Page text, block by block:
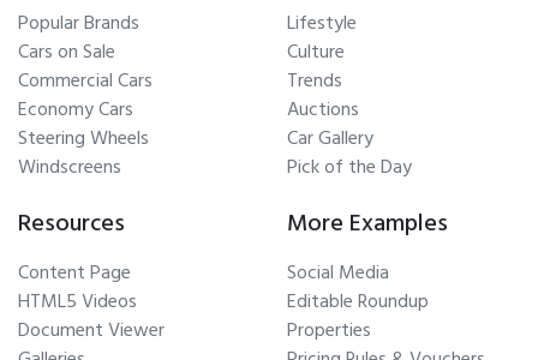
Popular Brands
Cars on Sale
Commercial Cars
Economy Cars
Steering Wheels
Windscreens
Lifestyle
Culture
Trends
Auctions
Car Gallery
Pick of the Day
Resources
Content Page
HTML5 Videos
Document Viewer
More Examples
Social Media
Editable Roundup
Properties